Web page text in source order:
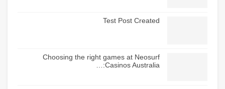
Test Post Created
Choosing the right games at Neosurf
Casinos Australia:…